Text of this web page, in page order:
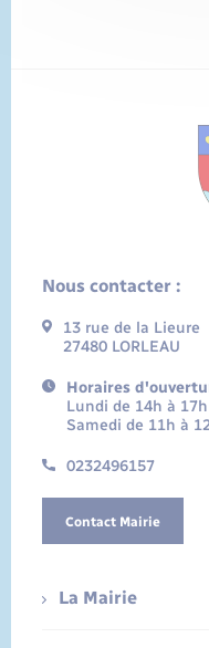
Nous contacter :
13 rue de la Lieure
27480 LORLEAU
Horaires
Lundi de 14h à 17h
Samedi de 11h à
0232496157
Contact Mairie
La Mairie